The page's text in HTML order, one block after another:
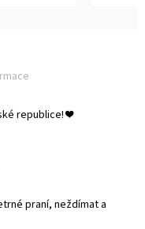
republice!❤️
praní, neždímat a